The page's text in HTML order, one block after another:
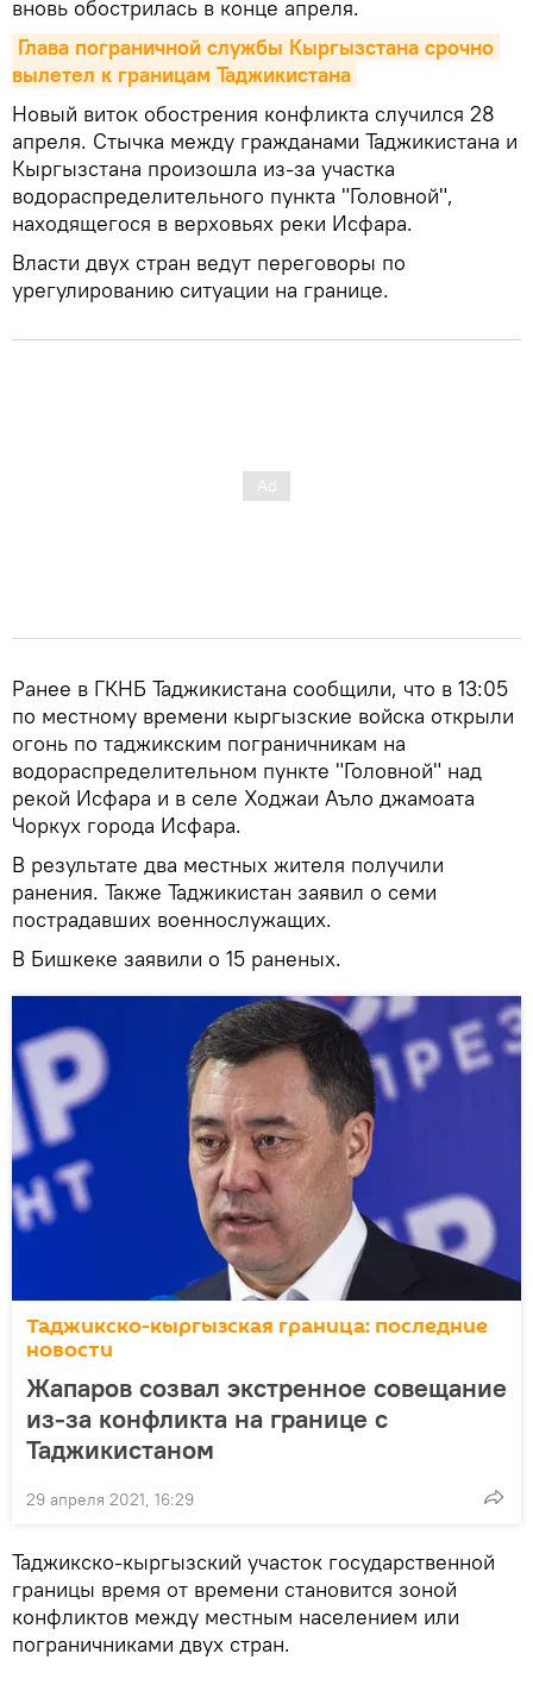
вновь обострилась в конце апреля.
Глава пограничной службы Кыргызстана срочно
вылетел к границам Таджикистана
Новый виток обострения конфликта случился 28
апреля. Стычка между гражданами Таджикистана и
Кыргызстана произошла из-за участка
водораспределительного пункта "Головной",
находящегося в верховьях реки Исфара.
Власти двух стран ведут переговоры по
урегулированию ситуации на границе.
Ранее в ГКНБ Таджикистана сообщили, что в 13:05
по местному времени кыргызские войска открыли
огонь по таджикским пограничникам на
водораспределительном пункте "Головной" над
рекой Исфара и в селе Ходжаи Аъло джамоата
Чоркух города Исфара.
В результате два местных жителя получили
ранения. Также Таджикистан заявил о семи
пострадавших военнослужащих.
В Бишкеке заявили о 15 раненых.
Таджикско-кыргызская граница: последние
новости
Жапаров созвал экстренное совещание
из-за конфликта на границе с
Таджикистаном
29 апреля 2021, 16:29
Таджикско-кыргызский участок государственной
границы время от времени становится зоной
конфликтов между местным населением или
пограничниками двух стран.